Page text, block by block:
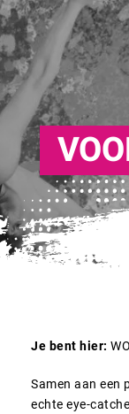
Je bent hier:
Samen aan een
echte eye-